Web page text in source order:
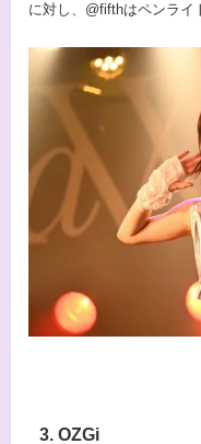
に対し、@fifthはペンライ
3. OZGi